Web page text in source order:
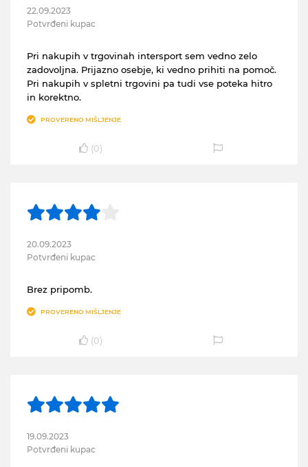
22.09.2023
Potvrđeni kupac
Pri nakupih v trgovinah intersport sem vedno zelo
zadovoljna. Prijazno osebje, ki vedno prihiti na pomoč.
Pri nakupih v spletni trgovini pa tudi vse poteka hitro
in korektno.
PROVERENO MIŠLJENJE
(0)
20.09.2023
Potvrđeni kupac
Brez pripomb.
PROVERENO MIŠLJENJE
(0)
19.09.2023
Potvrđeni kupac